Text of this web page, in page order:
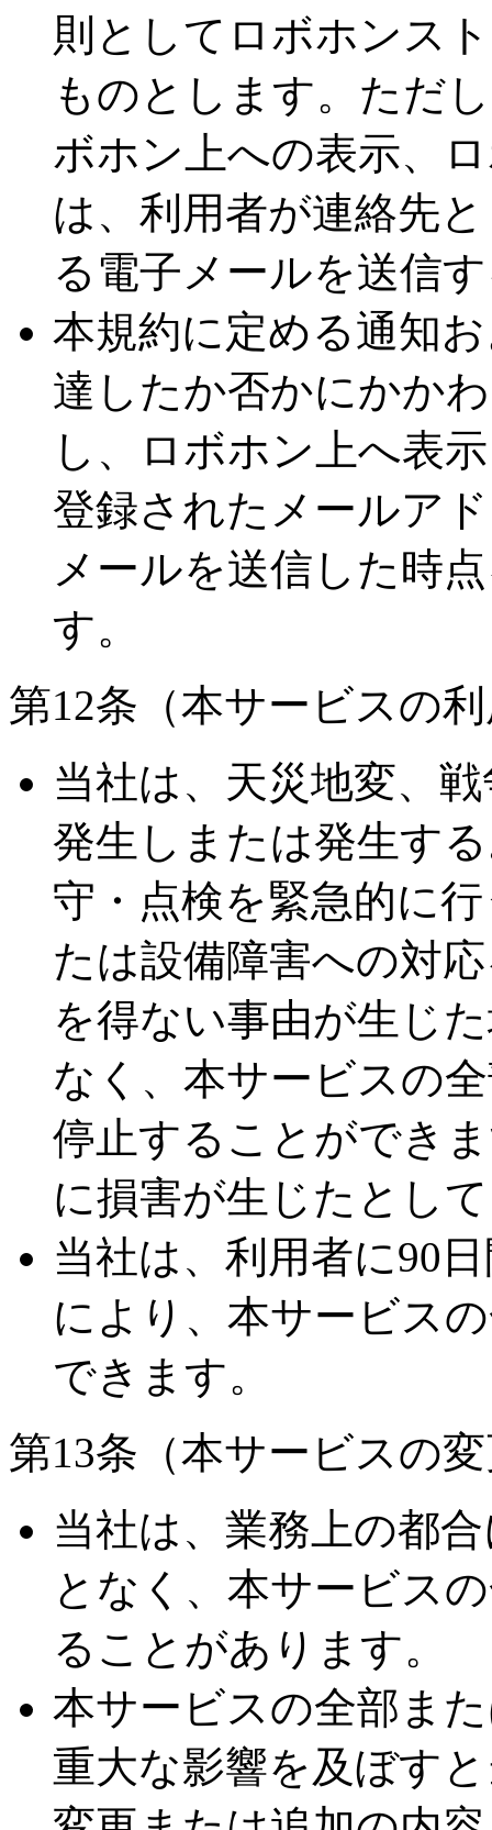
則としてロボホンス
ものとします。ただ
ボホン上への表示、
は、利用者が連絡先
る電子メールを送信
本規約に定める通知
達したか否かにかか
し、ロボホン上へ表
登録されたメールア
メールを送信した時
す。
第12条（本サービスの
当社は、天災地変、
発生しまたは発生す
守・点検を緊急的に
たは設備障害への対
を得ない事由が生じ
なく、本サービスの
停止することができ
に損害が生じたとし
当社は、利用者に90
により、本サービス
できます。
第13条（本サービスの
当社は、業務上の都
となく、本サービス
ることがあります。
本サービスの全部ま
重大な影響を及ぼす